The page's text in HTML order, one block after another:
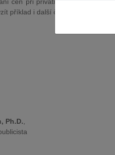
příklad i další česká a moravská
Ph.D.